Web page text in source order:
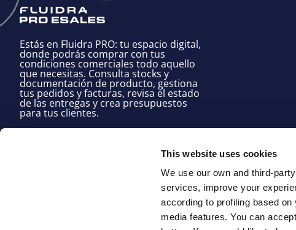
This website uses cookies
We use our own and third-
services, improve your
according to profiling based
media features. You can
Estás en Fluidra PRO: tu espacio digital,
donde podrás comprar con tus
condiciones comerciales todo aquello
que necesitas. Consulta stocks y
documentación de producto, gestiona
tus pedidos y facturas, revisa el estado
de las entregas y crea presupuestos
para tus clientes.
Condiciones de venta